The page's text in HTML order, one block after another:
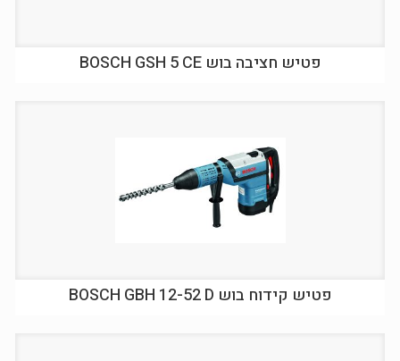
פטיש חציבה בוש BOSCH GSH 5 CE
פטיש קידוח בוש BOSCH GBH 12-52 D